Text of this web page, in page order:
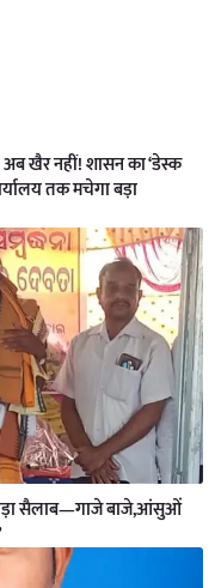
खैर नहीं! शासन का ‘डेस्क
तक मचेगा बड़ा
पड़ा सैलाब—गाजे बाजे,आंसुओं